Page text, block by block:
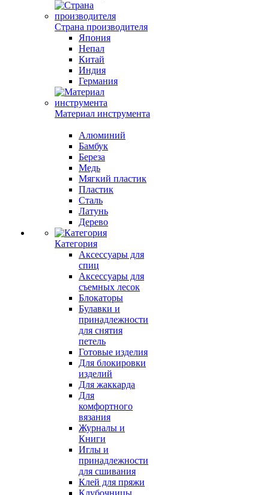
Страна производителя
Япония
Непал
Китай
Индия
Германия
Материал инструмента
Алюминий
Бамбук
Береза
Медь
Мягкий пластик
Пластик
Сталь
Латунь
Дерево
Категория
Аксессуары для
спиц
Аксессуары для
съемных лесок
Блокаторы
Булавки и
принадлежности
для снятия
петель
Готовые изделия
Для блокировки
изделий
Для жаккарда
Для
комфортного
вязания
Журналы и
Книги
Иглы и
принадлежности
для сшивания
Клей для пряжи
Клубочницы